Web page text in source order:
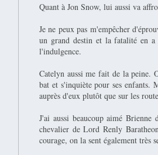
Quant à Jon Snow, lui aussi va
Je ne peux pas m'empêcher
un grand destin et la fatalité en
l'indulgence.
Catelyn aussi me fait de la peine.
bat et s'inquiète pour ses enfants.
auprès d'eux plutôt que sur les
J'ai aussi beaucoup aimé
chevalier de Lord Renly
courage, on la sent également très